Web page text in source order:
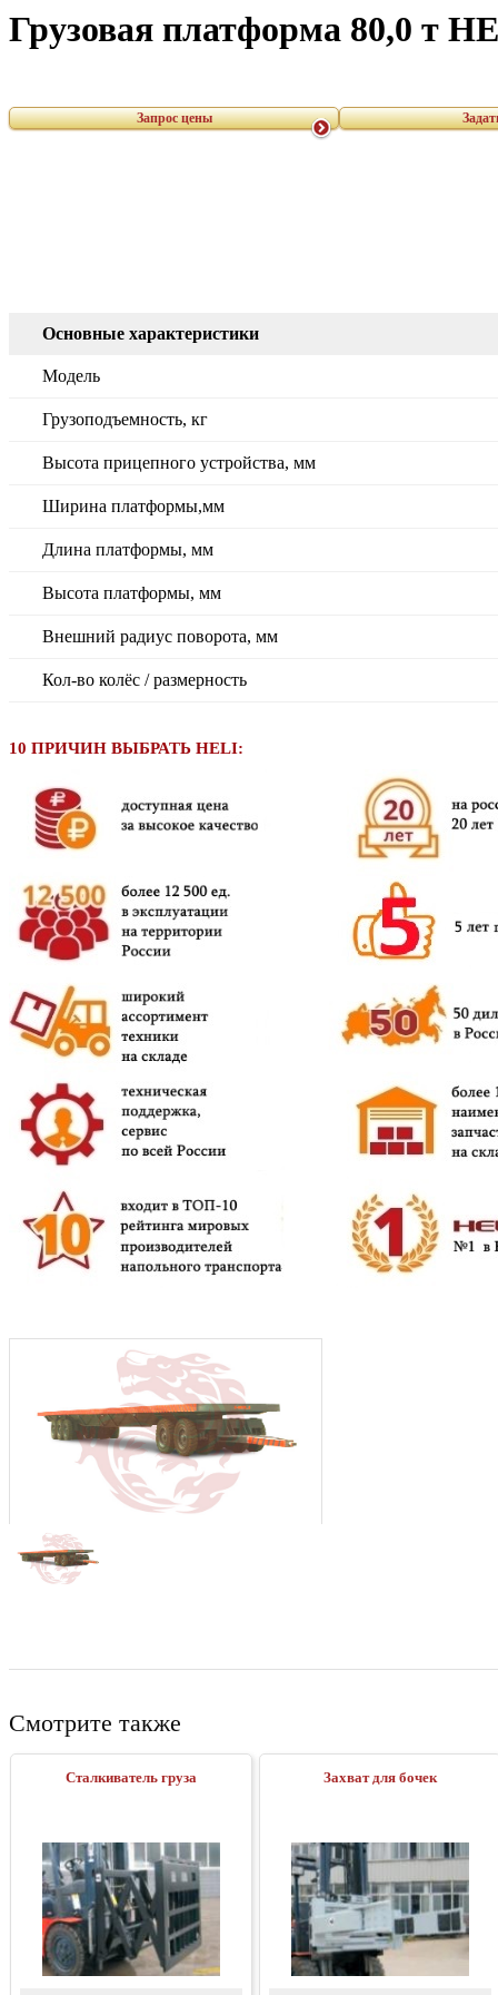
Грузовая платформа 80,0 т
Запрос цены
Основные характеристики
Модель
Грузоподъемность, кг
Высота прицепного устройства, мм
Ширина платформы,мм
Длина платформы, мм
Высота платформы, мм
Внешний радиус поворота, мм
Кол-во колёс / размерность
10 ПРИЧИН ВЫБРАТЬ HELI:
Смотрите также
Сталкиватель груза Захват для бочек